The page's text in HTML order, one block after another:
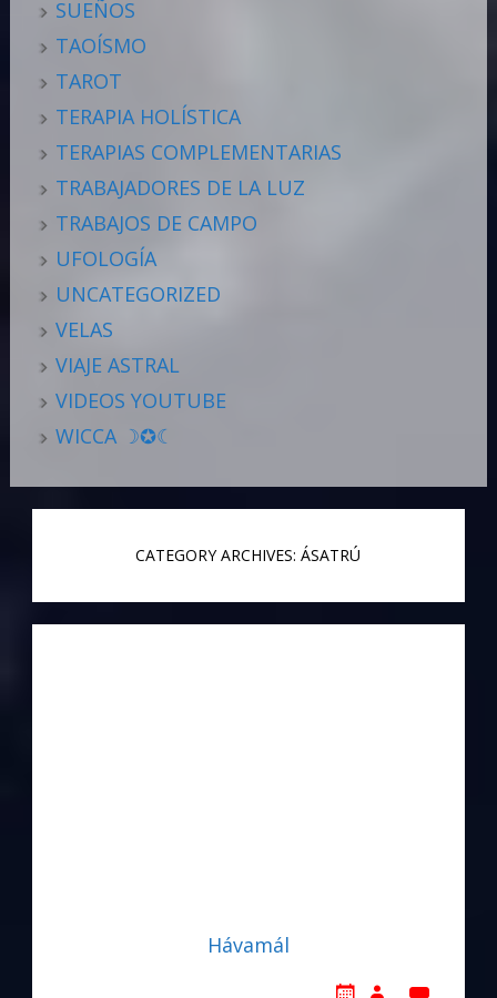
SUEÑOS
TAOÍSMO
TAROT
TERAPIA HOLÍSTICA
TERAPIAS COMPLEMENTARIAS
TRABAJADORES DE LA LUZ
TRABAJOS DE CAMPO
UFOLOGÍA
UNCATEGORIZED
VELAS
VIAJE ASTRAL
VIDEOS YOUTUBE
WICCA ☽✪☾
CATEGORY ARCHIVES: ÁSATRÚ
Hávamál